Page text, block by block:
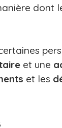
dont
et une
et les